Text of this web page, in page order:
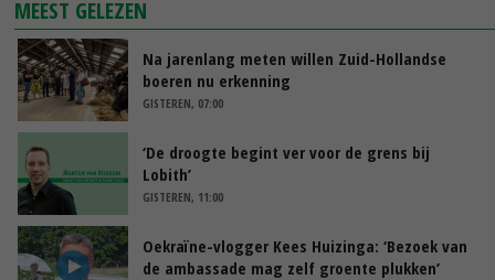
MEEST GELEZEN
Na jarenlang meten willen Zuid-Hollandse
boeren nu erkenning
GISTEREN, 07:00
‘De droogte begint ver voor de grens bij
Lobith’
GISTEREN, 11:00
Oekraïne-vlogger Kees Huizinga: ‘Bezoek van
de ambassade mag zelf groente plukken’